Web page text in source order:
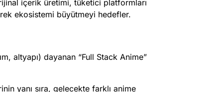
içerik üretimi, tüketici platformları
ekosistemi büyütmeyi hedefler.
altyapı) dayanan “Full Stack Anime”
yanı sıra, gelecekte farklı anime